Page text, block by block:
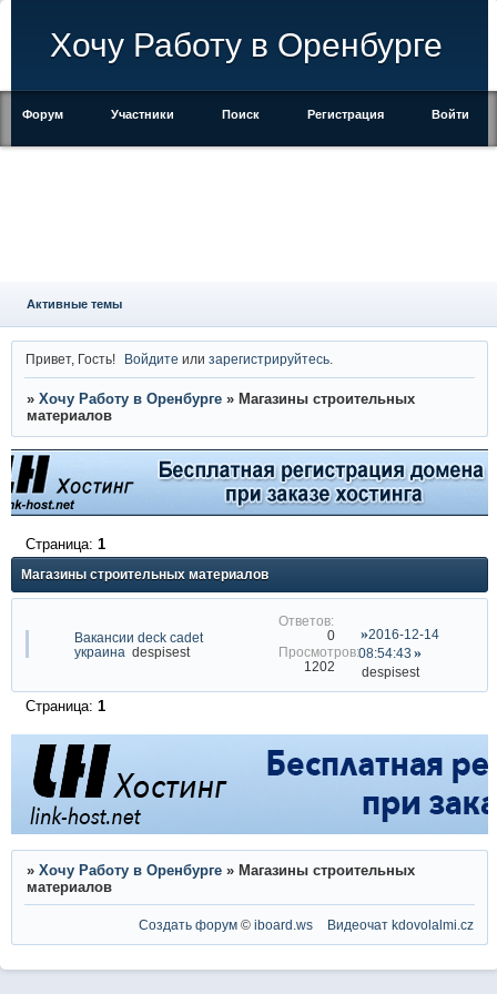
Хочу Работу в Оренбурге
Форум Участники Поиск Регистрация Войти
Активные темы
Привет, Гость! Войдите илизарегистрируйтесь
» Хочу Работу в Оренбурге » Магазины строительных
материалов
Магазины строительных материалов
Страница: 1
Вакансии deck cadet
украина despisest
0
1202
2016-12-14
08:54:43
despisest
Страница: 1
» Хочу Работу в Оренбурге » Магазины строительных
материалов
Создать форум ©iboard.ws Видеочат kdovolalmi.cz